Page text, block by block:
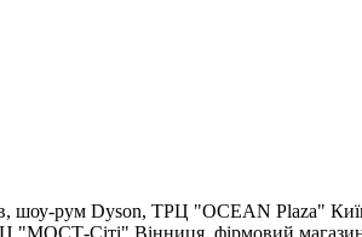
шоу-рум Dyson, ТРЦ "OCEAN Plaza"